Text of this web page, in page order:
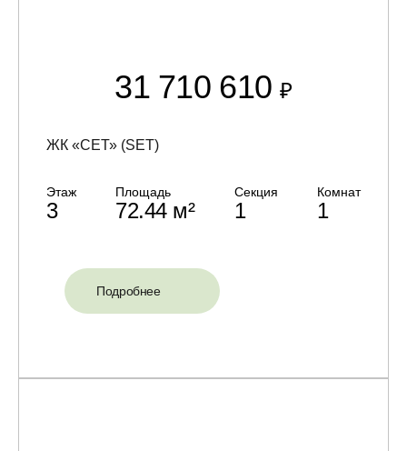
31 710 610₽
ЖК «СЕТ» (SET)
Этаж
3
Площадь
72.44 м²
Секция
1
Комнат
1
Подробнее